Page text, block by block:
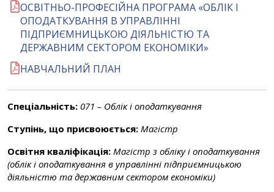
ОСВІТНЬО-ПРОФЕСІЙНА ПРОГРАМА «ОБЛІК І
ОПОДАТКУВАННЯ В УПРАВЛІННІ
ПІДПРИЄМНИЦЬКОЮ ДІЯЛЬНІСТЮ ТА
ДЕРЖАВНИМ СЕКТОРОМ ЕКОНОМІКИ»
НАВЧАЛЬНИЙ ПЛАН
Спеціальність: 071 – Облік і оподаткування
Ступінь, що присвоюється: Магістр
Освітня кваліфікація: Магістр з обліку і оподаткування
(облік і оподаткування в управлінні підприємницькою
діяльністю та державним сектором економіки)